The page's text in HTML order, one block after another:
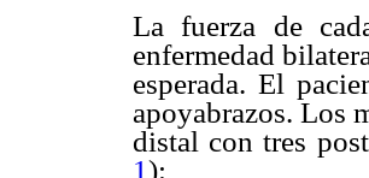
La fuerza de
enfermedad
esperada. El
apoyabrazos. Los
distal con tres
1):